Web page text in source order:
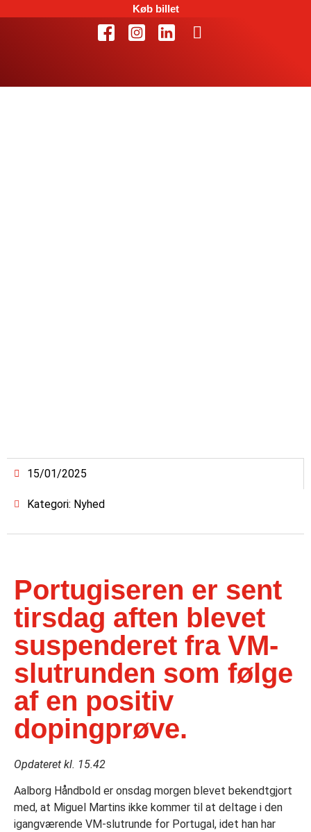
Køb billet
15/01/2025
Kategori: Nyhed
Portugiseren er sent
tirsdag aften blevet
suspenderet fra VM-
slutrunden som følge
af en positiv
dopingprøve.
Opdateret kl. 15.42
Aalborg Håndbold er onsdag morgen blevet bekendtgjort
med, at Miguel Martins ikke kommer til at deltage i den
igangværende VM-slutrunde for Portugal, idet han har